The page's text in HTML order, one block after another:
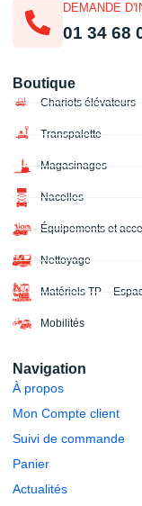
DEMANDE
01 34 68
Boutique
Chariots élévateurs
Transpalette
Magasinages
Nacelles
Équipements et
Nettoyage
Matériels TP –
Mobilités
Navigation
À propos
Mon Compte client
Suivi de commande
Panier
Actualités